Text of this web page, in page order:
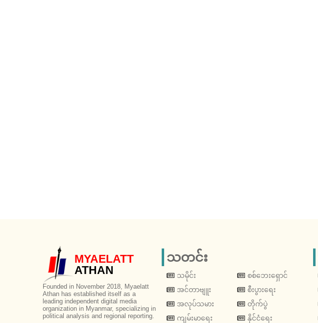
MYAELATT
ATHAN
Founded in November 2018, Myaelatt
Athan has established itself as a
leading independent digital media
organization in Myanmar, specializing in
political analysis and regional reporting.
သတင်း
သမိုင်း
အင်တာဗျူး
အလုပ်သမား
ကျမ်းမာရေး
စစ်ဘေးရှောင်
စီးပွားရေး
တိုက်ပွဲ
နိုင်ငံရေး